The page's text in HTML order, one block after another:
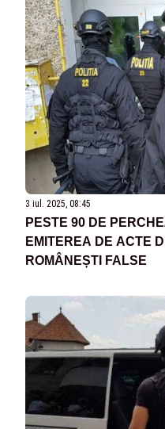
3 iul. 2025, 08:45
PESTE 90 DE
EMITEREA DE ACTE
ROMÂNEȘTI FALSE